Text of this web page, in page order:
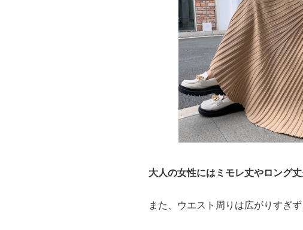
大人の女性にはミモレ丈やロング丈
また、ウエスト周りは広がりすぎ